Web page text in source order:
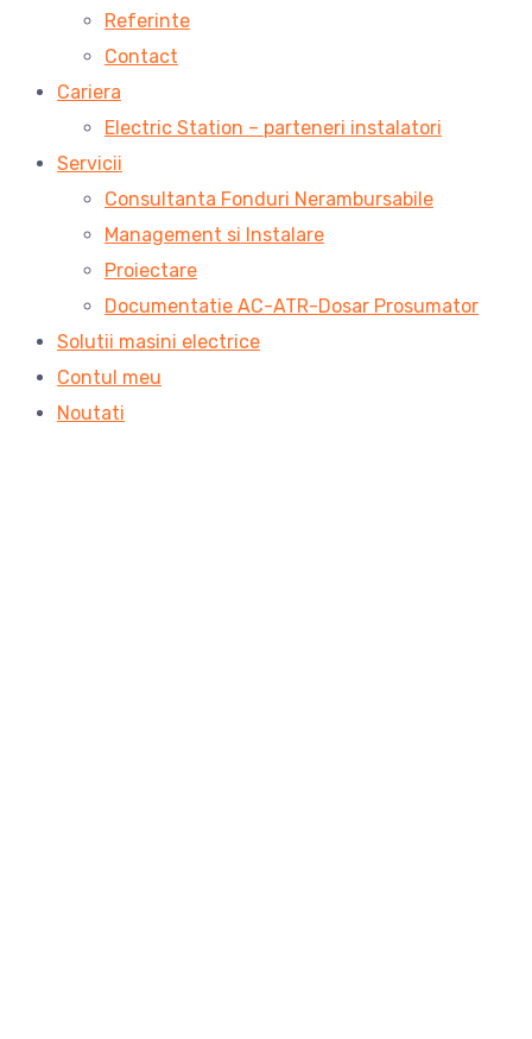
Referinte
Contact
Cariera
Electric Station – parteneri instalatori
Servicii
Consultanta Fonduri Nerambursabile
Management si Instalare
Proiectare
Documentatie AC-ATR-Dosar Prosumator
Solutii masini electrice
Contul meu
Noutati